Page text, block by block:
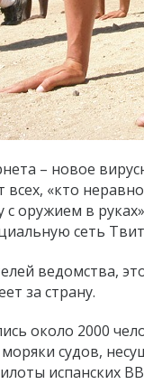
– новое
всех, «кто
с оружием в
сеть
ведомства,
за страну.
около 2000
судов,
испанских